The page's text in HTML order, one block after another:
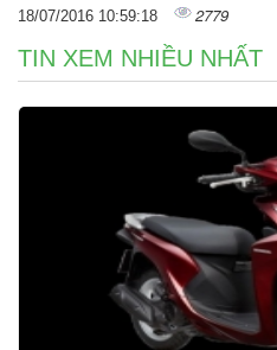
18/07/2016 10:59:18 2779
TIN XEM NHIỀU NHẤT